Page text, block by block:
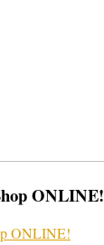
ONLINE!